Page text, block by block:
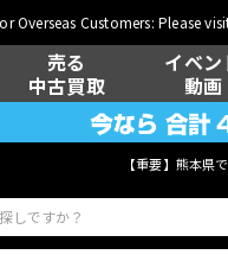
Overseas Customers: Please
売る
中古買取
イベン
動画
【重要】熊本県